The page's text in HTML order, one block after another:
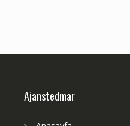
Ajanstedmar